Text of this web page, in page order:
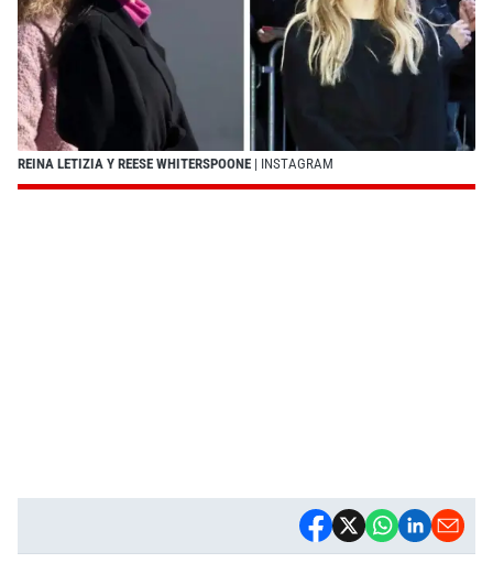
REINA LETIZIA Y REESE WHITERSPOONE | INSTAGRAM